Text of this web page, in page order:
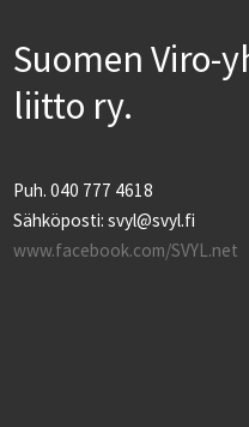
Suomen Viro-
liitto ry.
Puh. 040 777 4618
Sähköposti: svyl@svyl.fi
www.facebook.com/SVYL.net